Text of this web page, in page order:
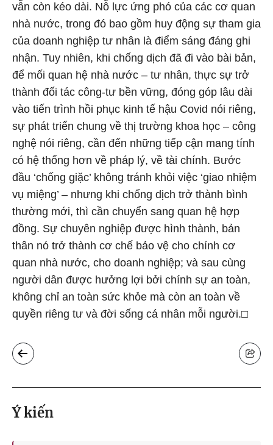
vẫn còn kéo dài. Nỗ lực ứng phó của các cơ quan
nhà nước, trong đó bao gồm huy động sự tham gia
của doanh nghiệp tư nhân là điểm sáng đáng ghi
nhận. Tuy nhiên, khi chống dịch đã đi vào bài bản,
để mối quan hệ nhà nước – tư nhân, thực sự trở
thành đối tác công-tư bền vững, đóng góp lâu dài
vào tiến trình hồi phục kinh tế hậu Covid nói riêng,
sự phát triển chung về thị trường khoa học – công
nghệ nói riêng, cần đến những tiếp cận mang tính
có hệ thống hơn về pháp lý, về tài chính. Bước
đầu ‘chống giặc’ không tránh khỏi việc ‘giao nhiệm
vụ miệng’ – nhưng khi chống dịch trở thành bình
thường mới, thì cần chuyển sang quan hệ hợp
đồng. Sự chuyên nghiệp được hình thành, bản
thân nó trở thành cơ chế bảo vệ cho chính cơ
quan nhà nước, cho doanh nghiệp; và sau cùng
người dân được hưởng lợi bởi chính sự an toàn,
không chỉ an toàn sức khỏe mà còn an toàn về
quyền riêng tư và đời sống cá nhân mỗi người.□
Ý kiến